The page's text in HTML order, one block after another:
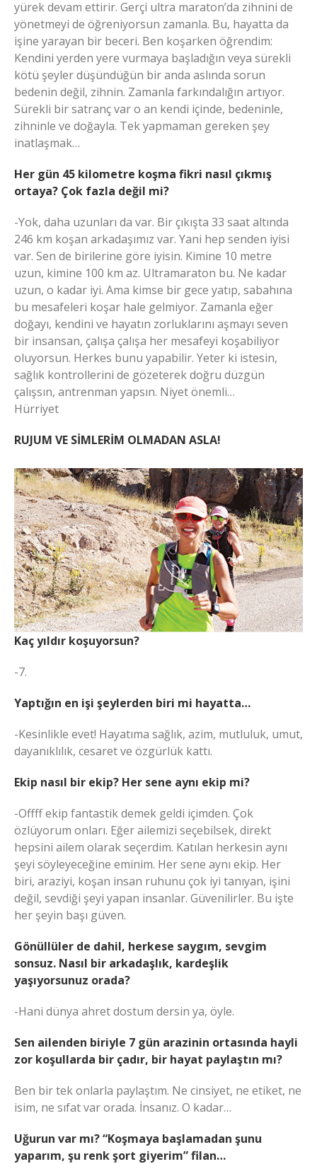
yürek devam ettirir. Gerçi ultra maraton’da zihnini de
yönetmeyi de öğreniyorsun zamanla. Bu, hayatta da
işine yarayan bir beceri. Ben koşarken öğrendim:
Kendini yerden yere vurmaya başladığın veya sürekli
kötü şeyler düşündüğün bir anda aslında sorun
bedenin değil, zihnin. Zamanla farkındalığın artıyor.
Sürekli bir satranç var o an kendi içinde, bedeninle,
zihninle ve doğayla. Tek yapmaman gereken şey
inatlaşmak…
Her gün 45 kilometre koşma fikri nasıl çıkmış
ortaya? Çok fazla değil mi?
-Yok, daha uzunları da var. Bir çıkışta 33 saat altında
246 km koşan arkadaşımız var. Yani hep senden iyisi
var. Sen de birilerine göre iyisin. Kimine 10 metre
uzun, kimine 100 km az. Ultramaraton bu. Ne kadar
uzun, o kadar iyi. Ama kimse bir gece yatıp, sabahına
bu mesafeleri koşar hale gelmiyor. Zamanla eğer
doğayı, kendini ve hayatın zorluklarını aşmayı seven
bir insansan, çalışa çalışa her mesafeyi koşabiliyor
oluyorsun. Herkes bunu yapabilir. Yeter ki istesin,
sağlık kontrollerini de gözeterek doğru düzgün
çalışsın, antrenman yapsın. Niyet önemli…
Hürriyet
RUJUM VE SİMLERİM OLMADAN ASLA!
Kaç yıldır koşuyorsun?
-7.
Yaptığın en işi şeylerden biri mi hayatta…
-Kesinlikle evet! Hayatıma sağlık, azim, mutluluk, umut,
dayanıklılık, cesaret ve özgürlük kattı.
Ekip nasıl bir ekip? Her sene aynı ekip mi?
-Offff ekip fantastik demek geldi içimden. Çok
özlüyorum onları. Eğer ailemizi seçebilsek, direkt
hepsini ailem olarak seçerdim. Katılan herkesin aynı
şeyi söyleyeceğine eminim. Her sene aynı ekip. Her
biri, araziyi, koşan insan ruhunu çok iyi tanıyan, işini
değil, sevdiği şeyi yapan insanlar. Güvenilirler. Bu işte
her şeyin başı güven.
Gönüllüler de dahil, herkese saygım, sevgim
sonsuz. Nasıl bir arkadaşlık, kardeşlik
yaşıyorsunuz orada?
-Hani dünya ahret dostum dersin ya, öyle.
Sen ailenden biriyle 7 gün arazinin ortasında hayli
zor koşullarda bir çadır, bir hayat paylaştın mı?
Ben bir tek onlarla paylaştım. Ne cinsiyet, ne etiket, ne
isim, ne sıfat var orada. İnsanız. O kadar…
Uğurun var mı? “Koşmaya başlamadan şunu
yaparım, şu renk şort giyerim” filan…